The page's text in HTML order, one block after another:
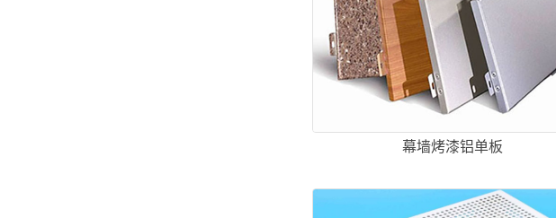
幕墙烤漆铝单板